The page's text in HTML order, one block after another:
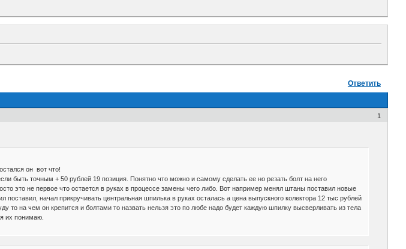
Ответить
1
он вот что!
быть точным + 50 рублей 19 позиция. Понятно что можно и самому сделать ее но резать болт на него
это не первое что остается в руках в процессе замены чего либо. Вот например менял штаны поставил новые
начал прикручивать центральная шпилька в руках осталась а цена выпускного колектора 12 тыс рублей
то на чем он крепится и болтами то назвать нельзя это по любе надо будет каждую шпилку высверливать из тела
их понимаю.